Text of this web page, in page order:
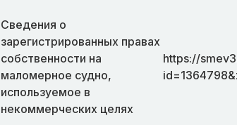
Сведения о
зарегистрированных правах
собственности на
маломерное судно,
используемое в
некоммерческих целях
https://